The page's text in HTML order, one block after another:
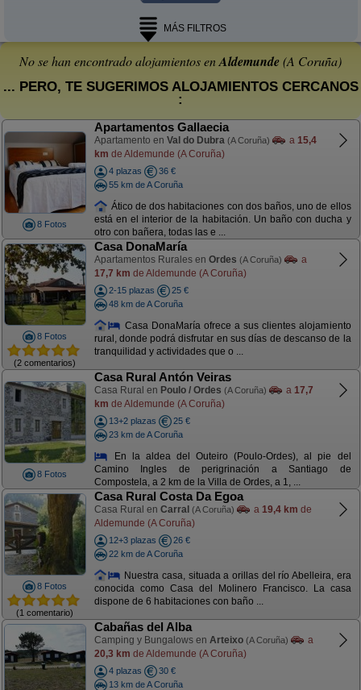
MÁS FILTROS
No se han encontrado alojamientos enAldemunde(A Coruña)
... PERO, TE SUGERIMOS ALOJAMIENTOS CERCANOS
:
8 Fotos
Apartamentos Gallaecia
Apartamento en Val do Dubra (A Coruña) a 15,4
km de Aldemunde (A Coruña)
4 plazas
36 €
55 km de A Coruña
Ático de dos habitaciones con dos baños, uno de ellos
está en el interior de la habitación. Un baño con ducha y
otro con bañera, todas las e ...
8 Fotos
(2 comentarios)
Casa DonaMaría
Apartamentos Rurales en Ordes (A Coruña)
a
17,7 km de Aldemunde (A Coruña)
2-15 plazas
25 €
48 km de A Coruña
Casa DonaMaría ofrece a sus clientes alojamiento
rural, donde podrá disfrutar en sus días de descanso de la
tranquilidad y actividades que o ...
8 Fotos
Casa Rural Antón Veiras
Casa Rural en Poulo / Ordes (A Coruña) a 17,7
km de Aldemunde (A Coruña)
13+2 plazas
25 €
23 km de A Coruña
En la aldea del Outeiro (Poulo-Ordes), al pie del
Camino Ingles de perigrinación a Santiago de
Compostela, a 2 km de la Villa de Ordes, a 1, ...
8 Fotos
(1 comentario)
Casa Rural Costa Da Egoa
Casa Rural en Carral (A Coruña) a 19,4 km de
Aldemunde (A Coruña)
12+3 plazas
26 €
22 km de A Coruña
Nuestra casa, situada a orillas del río Abelleira, era
conocida como Casa del Molinero Francisco. La casa
dispone de 6 habitaciones con baño ...
Cabañas del Alba
Camping y Bungalows en Arteixo (A Coruña)
a
20,3 km de Aldemunde (A Coruña)
4 plazas
30 €
13 km de A Coruña